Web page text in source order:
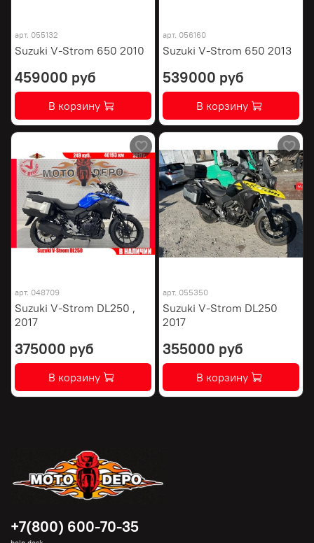
арт. 055132
Suzuki V-Strom 650 2010
459000 руб
В корзину
арт. 056160
Suzuki V-Strom 650 2013
539000 руб
В корзину
арт. 048709
Suzuki V-Strom DL250 ,
2017
375000 руб
В корзину
арт. 055350
Suzuki V-Strom DL250
2017
355000 руб
В корзину
+7(800) 600-70-35